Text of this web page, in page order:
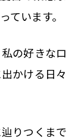
ています。
の好きなロ
かける日々
りつくまで